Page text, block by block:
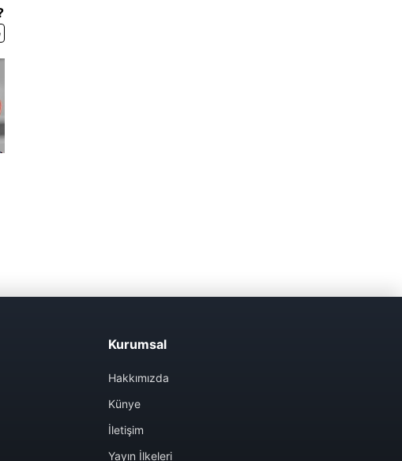
Kurumsal
Hakkımızda
Künye
İletişim
Yayın İlkeleri